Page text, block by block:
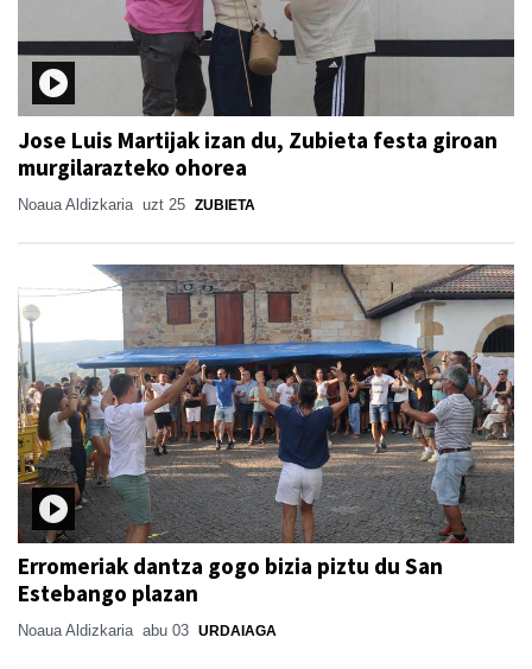
Jose Luis Martijak izan du, Zubieta festa giroan
murgilarazteko ohorea
Noaua Aldizkaria uzt 25 ZUBIETA
Erromeriak dantza gogo bizia piztu du San
Estebango plazan
Noaua Aldizkaria abu 03 URDAIAGA